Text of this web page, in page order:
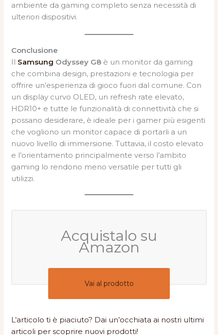
ambiente da gaming completo senza necessità di
ulteriori dispositivi.
Conclusione
Il Samsung Odyssey G8 è un monitor da gaming
che combina design, prestazioni e tecnologia per
offrire un’esperienza di gioco fuori dal comune. Con
un display curvo OLED, un refresh rate elevato,
HDR10+ e tutte le funzionalità di connettività che si
possano desiderare, è ideale per i gamer più esigenti
che vogliono un monitor capace di portarli a un
nuovo livello di immersione. Tuttavia, il costo elevato
e l’orientamento principalmente verso l’ambito
gaming lo rendono meno versatile per tutti gli
utilizzi.
Acquistalo su
Amazon
Vai al prodotto
L’articolo ti è piaciuto? Dai un’occhiata ai nostri ultimi
articoli per scoprire nuovi prodotti!